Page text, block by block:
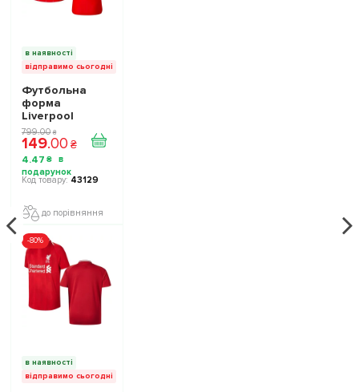
в наявності
відправимо сьогодні
Футбольна
форма
Liverpool
домашня
підліткова
799.00 ₴
149.00 ₴
4.47 ₴
43129
до порівняння
-80%
в наявності
відправимо сьогодні